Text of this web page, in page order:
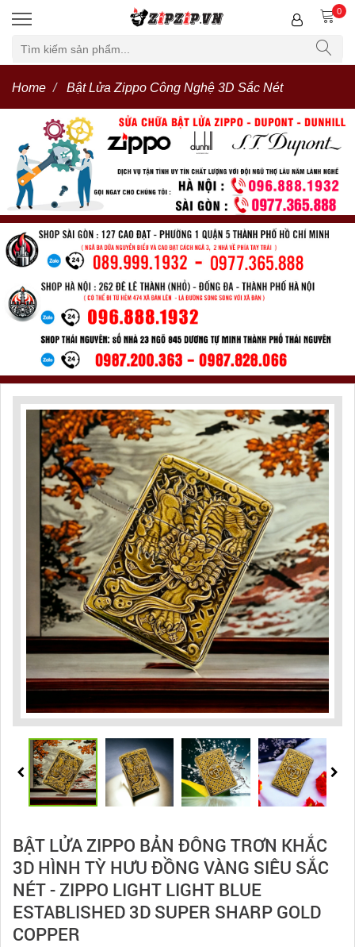
0
Home Bật Lửa Zippo Công Nghệ 3D Sắc Nét
BẬT LỬA ZIPPO BẢN ĐÔNG TRƠN KHẮC
3D HÌNH TỲ HƯU ĐỒNG VÀNG SIÊU SẮC
NÉT - ZIPPO LIGHT LIGHT BLUE
ESTABLISHED 3D SUPER SHARP GOLD
COPPER